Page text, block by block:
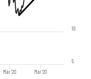
Mär '20 Mai '20
5
10